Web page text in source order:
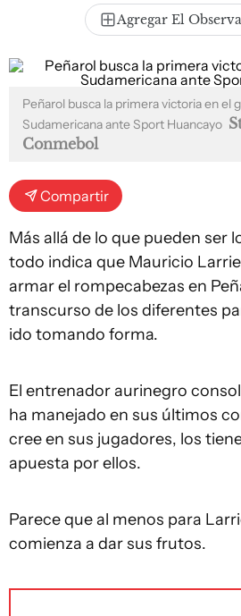
Agregar El
Peñarol busca la primera victoria en el
Sudamericana ante Sport Huancayo
Conmebol
Compartir
Más allá de lo que pueden ser
todo indica que Mauricio
armar el rompecabezas en
transcurso de los diferentes
ido tomando forma.
El entrenador aurinegro
ha manejado en sus últimos
cree en sus jugadores, los
apuesta por ellos.
Parece que al menos para
comienza a dar sus frutos.